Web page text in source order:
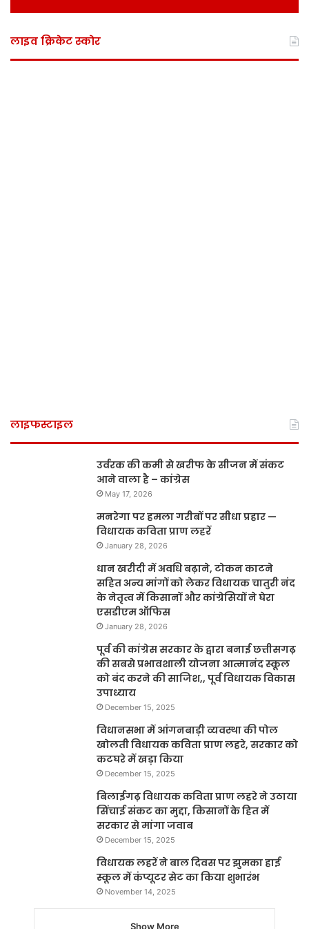
लाइव क्रिकेट स्कोर
लाइफस्टाइल
उर्वरक की कमी से खरीफ के सीजन में संकट
आने वाला है – कांग्रेस
May 17, 2026
मनरेगा पर हमला गरीबों पर सीधा प्रहार —
विधायक कविता प्राण लहरें
January 28, 2026
धान खरीदी में अवधि बढ़ाने, टोकन काटने
सहित अन्य मांगों को लेकर विधायक चातुरी नंद
के नेतृत्व में किसानों और कांग्रेसियों ने घेरा
एसडीएम ऑफिस
January 28, 2026
पूर्व की कांग्रेस सरकार के द्वारा बनाई छत्तीसगढ़
की सबसे प्रभावशाली योजना आत्मानंद स्कूल
को बंद करने की साजिश,, पूर्व विधायक विकास
उपाध्याय
December 15, 2025
विधानसभा में आंगनबाड़ी व्यवस्था की पोल
खोलती विधायक कविता प्राण लहरे, सरकार को
कटघरे में खड़ा किया
December 15, 2025
बिलाईगढ़ विधायक कविता प्राण लहरे ने उठाया
सिंचाई संकट का मुद्दा, किसानों के हित में
सरकार से मांगा जवाब
December 15, 2025
विधायक लहरें ने बाल दिवस पर झुमका हाई
स्कूल में कंप्यूटर सेट का किया शुभारंभ
November 14, 2025
Show More